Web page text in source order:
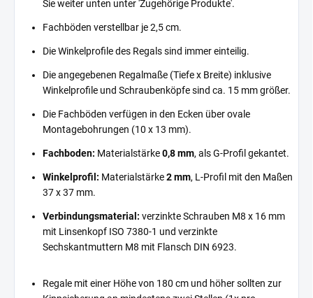
Sie weiter unten unter 'Zugehörige Produkte'.
Fachböden verstellbar je 2,5 cm.
Die Winkelprofile des Regals sind immer einteilig.
Die angegebenen Regalmaße (Tiefe x Breite) inklusive
Winkelprofile und Schraubenköpfe sind ca. 15 mm größer.
Die Fachböden verfügen in den Ecken über ovale
Montagebohrungen (10 x 13 mm).
Fachboden: Materialstärke0,8 mm, als G-Profil gekantet.
Winkelprofil: Materialstärke2 mm, L-Profil mit den Maßen
37 x 37 mm.
Verbindungsmaterial: verzinkte Schrauben M8 x 16 mm
mit Linsenkopf ISO 7380-1 und verzinkte
Sechskantmuttern M8 mit Flansch DIN 6923.
Regale mit einer Höhe von 180 cm und höher sollten zur